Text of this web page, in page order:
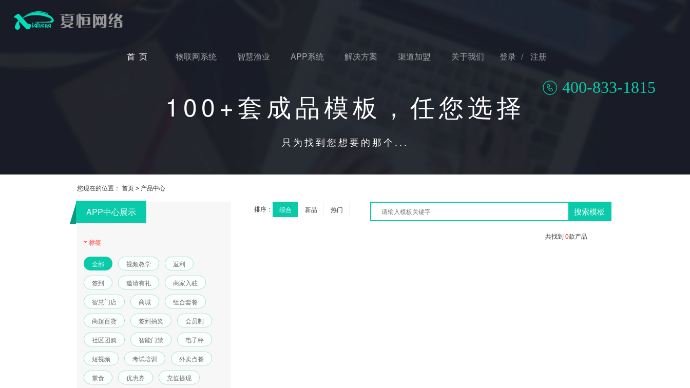
首 页 物联网系统 智慧渔业 APP系统 解决方案 渠道加盟 关于我们 登录 / 注册
400-833-1815
100+套成品模板，任您选择
只为找到您想要的那个...
您现在的位置： 首页 > 产品中心
APP中心展示
标签
全部 视频教学 返利
签到 邀请有礼 商家入驻
智慧门店 商城 组合套餐
商超百货 签到抽奖 会员制
社区团购 智能门禁 电子秤
短视频 考试培训 外卖点餐
堂食 优惠券 充值提现
排序： 综合 新品 热门 搜索模板
共找到 0款产品